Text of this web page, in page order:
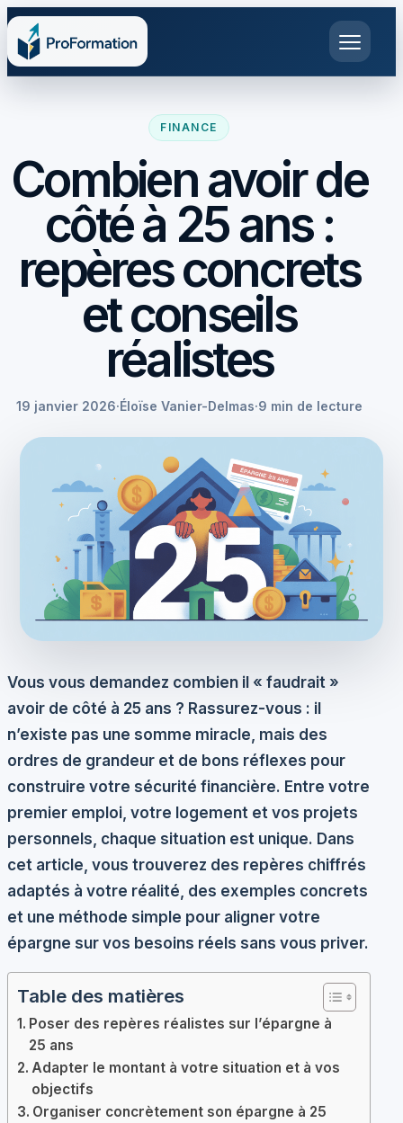
FINANCE
Combien avoir de
côté à 25 ans :
repères concrets
et conseils
réalistes
19 janvier 2026·Éloïse Vanier-Delmas·9 min de lecture
Vous vous demandez combien il « faudrait »
avoir de côté à 25 ans ? Rassurez-vous : il
n’existe pas une somme miracle, mais des
ordres de grandeur et de bons réflexes pour
construire votre sécurité financière. Entre votre
premier emploi, votre logement et vos projets
personnels, chaque situation est unique. Dans
cet article, vous trouverez des repères chiffrés
adaptés à votre réalité, des exemples concrets
et une méthode simple pour aligner votre
épargne sur vos besoins réels sans vous priver.
Table des matières
Poser des repères réalistes sur l’épargne à
25 ans
Adapter le montant à votre situation et à vos
objectifs
Organiser concrètement son épargne à 25